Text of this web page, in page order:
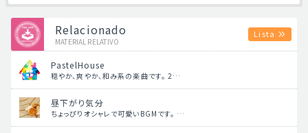
Relacionado
MATERIAL RELATIVO
Lista
PastelHouse
穏やか、爽やか、和み系の楽曲です。 2…
昼下がり気分
ちょっぴりオシャレで可愛いBGMです。 …